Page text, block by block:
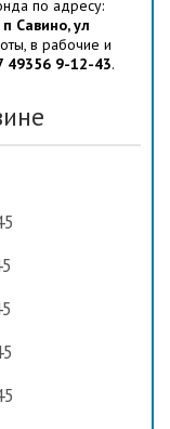
по адресу:
Савино, ул
в рабочие и
49356 9-12-43.